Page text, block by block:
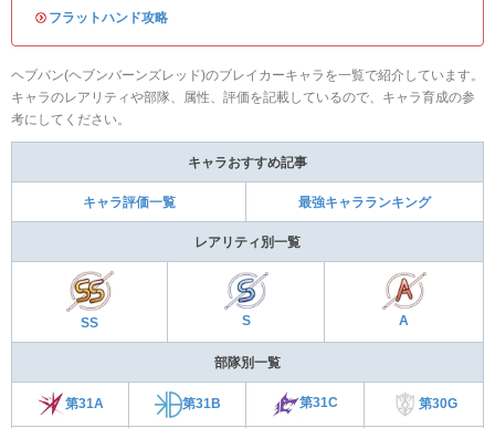
・ フラットハンド攻略
ヘブバン(ヘブンバーンズレッド)のブレイカーキャラを一覧で紹介しています。
キャラのレアリティや部隊、属性、評価を記載しているので、キャラ育成の参
考にしてください。
キャラおすすめ記事
キャラ評価一覧 最強キャラランキング
レアリティ別一覧
SS S A
部隊別一覧
第31A 第31B 第31C 第30G